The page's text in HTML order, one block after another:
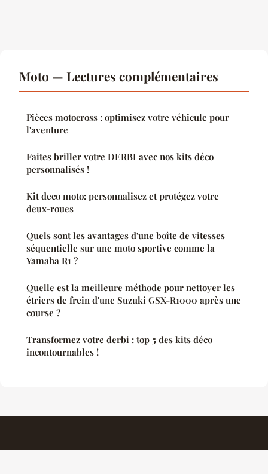
Moto — Lectures complémentaires
Pièces motocross : optimisez votre véhicule pour
l'aventure
Faites briller votre DERBI avec nos kits déco
personnalisés !
Kit deco moto: personnalisez et protégez votre
deux-roues
Quels sont les avantages d'une boîte de vitesses
séquentielle sur une moto sportive comme la
Yamaha R1 ?
Quelle est la meilleure méthode pour nettoyer les
étriers de frein d'une Suzuki GSX-R1000 après une
course ?
Transformez votre derbi : top 5 des kits déco
incontournables !
Automotosecurite